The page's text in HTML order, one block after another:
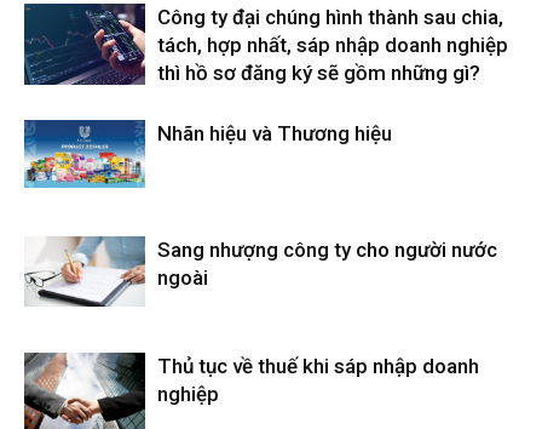
Công ty đại chúng hình thành sau chia,
tách, hợp nhất, sáp nhập doanh nghiệp
thì hồ sơ đăng ký sẽ gồm những gì?
Nhãn hiệu và Thương hiệu
Sang nhượng công ty cho người nước
ngoài
Thủ tục về thuế khi sáp nhập doanh
nghiệp